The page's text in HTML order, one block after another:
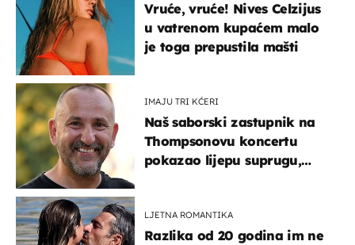
Vruće, vruće! Nives Celzijus
u vatrenom kupaćem malo
je toga prepustila mašti
IMAJU TRI KĆERI
Naš saborski zastupnik na
Thompsonovu koncertu
pokazao lijepu suprugu,
LJETNA ROMANTIKA
Razlika od 20 godina im ne